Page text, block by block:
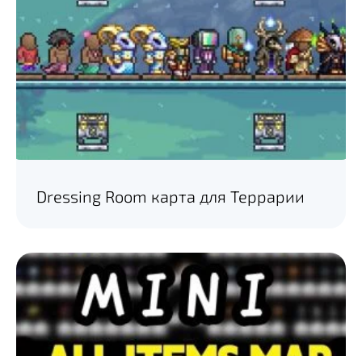
Dressing Room карта для Террарии